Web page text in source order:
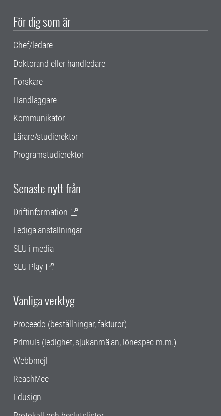
För dig som är
Chef/ledare
Doktorand eller handledare
Forskare
Handläggare
Kommunikatör
Lärare/studierektor
Programstudierektor
Senaste nytt från
Driftinformation
Lediga anställningar
SLU i media
SLU Play
Vanliga verktyg
Proceedo (beställningar, fakturor)
Primula (ledighet, sjukanmälan, lönespec m.m.)
Webbmejl
ReachMee
Edusign